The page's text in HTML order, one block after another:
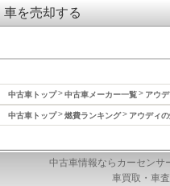
車を売却する
中古車トップ 中古車メーカー一覧 アウ
中古車トップ 燃費ランキング アウディ
中古車情報ならカーセンサ
車買取・車